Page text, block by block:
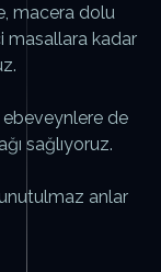
macera dolu
masallara kadar
ebeveynlere de
sağlıyoruz.
unutulmaz anlar